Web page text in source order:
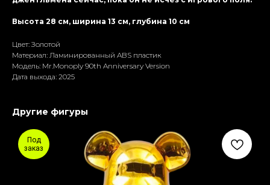
Высота 28 см, ширина 13 см, глубина 10 см
Цвет: Золотой
Материал: Ламиниpoванный ABS пластик
Модель: Mr.Monoply 90th Anniversary Version
Дата выхода: 2025
Другие фигуры
Под
заказ